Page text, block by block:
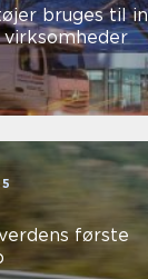
bruges til
første